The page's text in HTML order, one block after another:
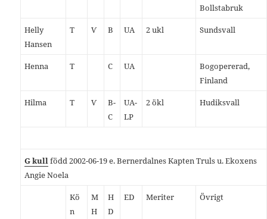
Bollstabruk
Helly
Hansen
T Ѵ B UA 2 ukl Sundsvall
Henna T C UA
Bogopererad,
Finland
Hilma T Ѵ
B-
C
UA-
LP
2 ökl Hudiksvall
G kullfödd 2002-06-19 e. Bernerdalnes Kapten Truls u. Ekoxens
Angie Noela
Kö
n
M
H
H
D
ED Meriter Övrigt